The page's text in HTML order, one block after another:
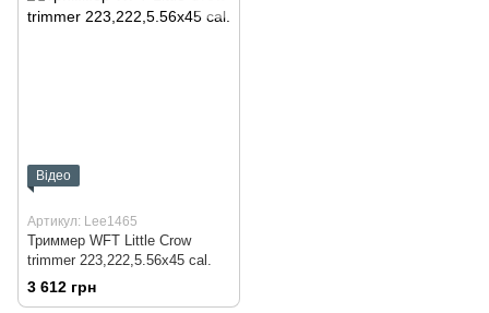
Відео
Артикул: Lee1465
Триммер WFT Little Crow
trimmer 223,222,5.56x45 cal.
3 612 грн